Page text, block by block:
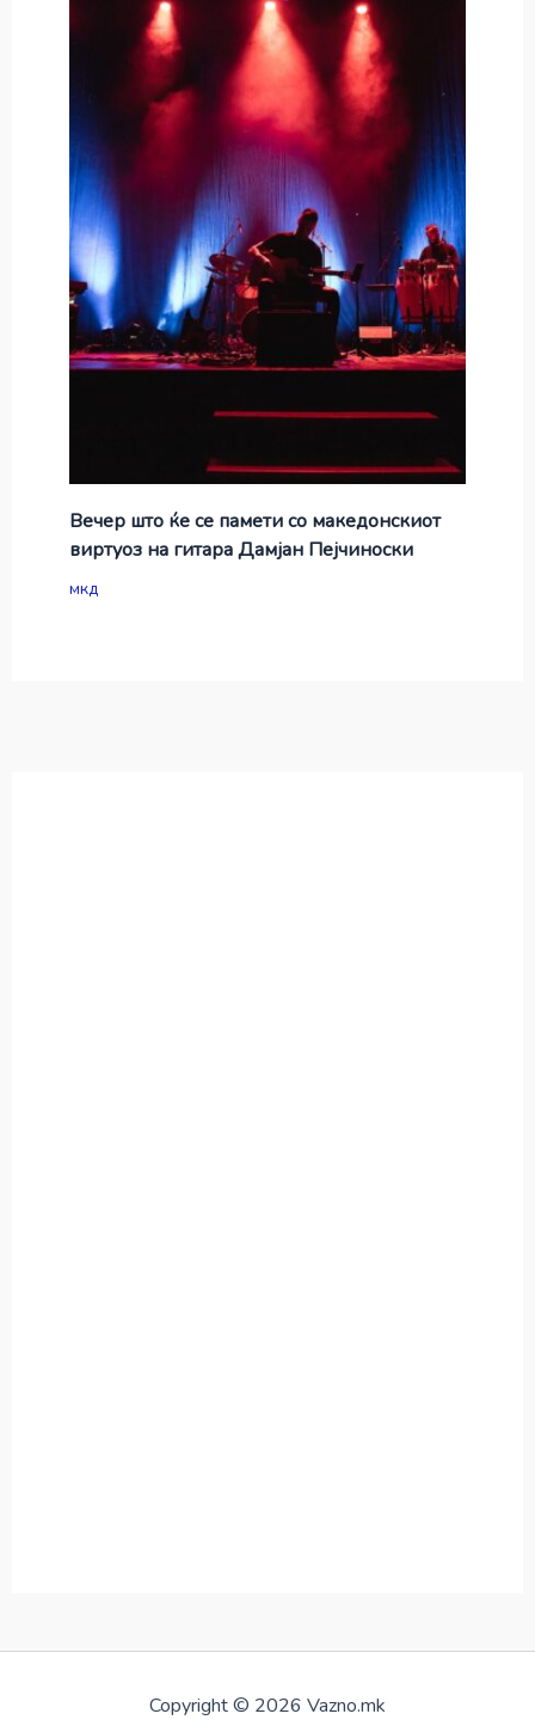
Вечер што ќе се памети со македонскиот
виртуоз на гитара Дамјан Пејчиноски
мкд
Copyright © 2026 Vazno.mk